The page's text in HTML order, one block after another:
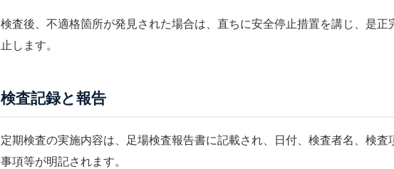
検査後、不適格箇所が発見された場合は、直ちに安全停止措置を講じ、是正
止します。
検査記録と報告
定期検査の実施内容は、足場検査報告書に記載され、日付、検査者名、検
事項等が明記されます。